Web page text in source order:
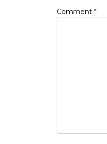
Comment *